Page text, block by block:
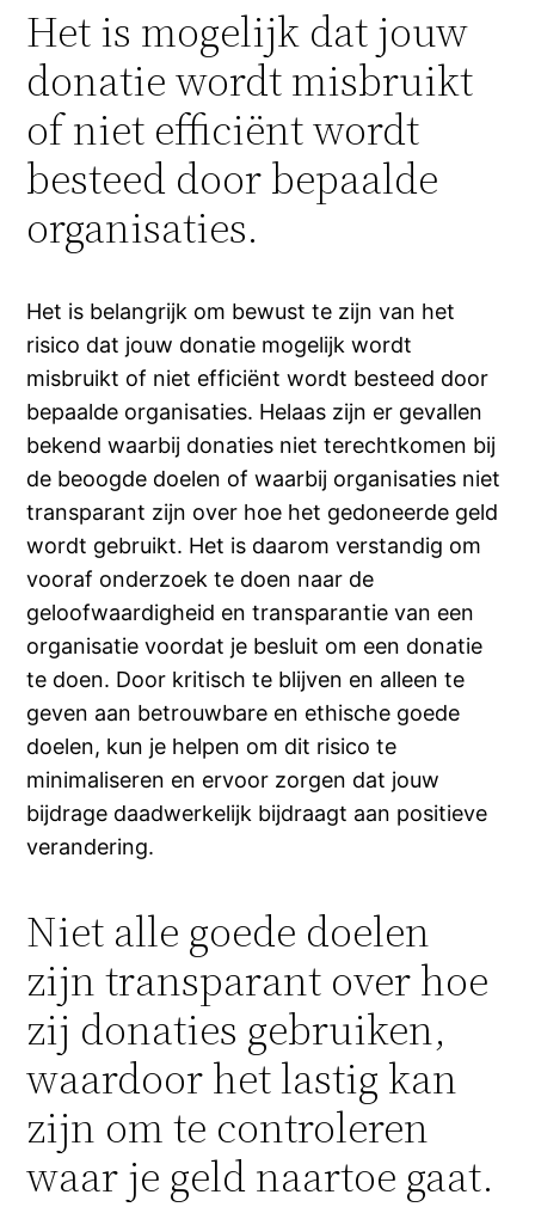
Het is mogelijk dat jouw
donatie wordt misbruikt
of niet efficiënt wordt
besteed door bepaalde
organisaties.
Het is belangrijk om bewust te zijn van het
risico dat jouw donatie mogelijk wordt
misbruikt of niet efficiënt wordt besteed door
bepaalde organisaties. Helaas zijn er gevallen
bekend waarbij donaties niet terechtkomen bij
de beoogde doelen of waarbij organisaties niet
transparant zijn over hoe het gedoneerde geld
wordt gebruikt. Het is daarom verstandig om
vooraf onderzoek te doen naar de
geloofwaardigheid en transparantie van een
organisatie voordat je besluit om een donatie
te doen. Door kritisch te blijven en alleen te
geven aan betrouwbare en ethische goede
doelen, kun je helpen om dit risico te
minimaliseren en ervoor zorgen dat jouw
bijdrage daadwerkelijk bijdraagt aan positieve
verandering.
Niet alle goede doelen
zijn transparant over hoe
zij donaties gebruiken,
waardoor het lastig kan
zijn om te controleren
waar je geld naartoe gaat.